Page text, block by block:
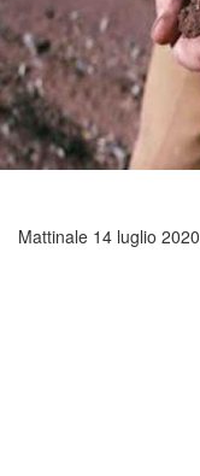
Mattinale 14 luglio 2020